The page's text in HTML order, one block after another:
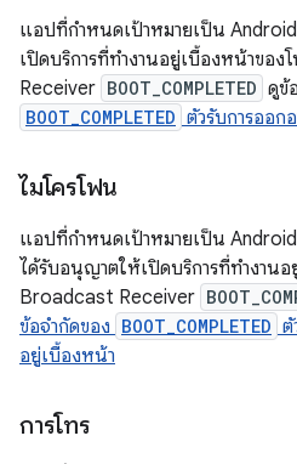
แอปที่กำหนดเป้าหมายเป็น
เปิดบริการที่ทำงานอยู่เบื้องหน้าขอ
Receiver BOOT_COMPLETED ดูข้
BOOT_COMPLETED ตัวรับการออก
ไมโครโฟน
แอปที่กำหนดเป้าหมายเป็น
ได้รับอนุญาตให้เปิดบริการที่ทำงาน
Broadcast Receiver
ข้อจํากัดของ BOOT_COMPLETED ตั
อยู่เบื้องหน้า
การโทร